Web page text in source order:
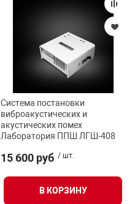
Система постановки
виброакустических и
акустических помех
Лаборатория ППШ ЛГШ-408
15 600 руб / шт.
В КОРЗИНУ